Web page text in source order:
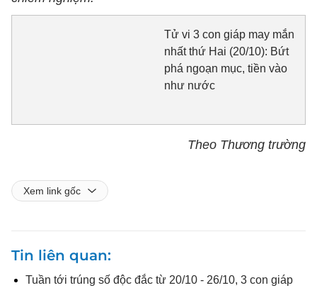
Tử vi 3 con giáp may mắn
nhất thứ Hai (20/10): Bứt
phá ngoạn mục, tiền vào
như nước
Theo Thương trường
Xem link gốc
Tin liên quan
Tuần tới trúng số độc đắc từ 20/10 - 26/10, 3 con giáp